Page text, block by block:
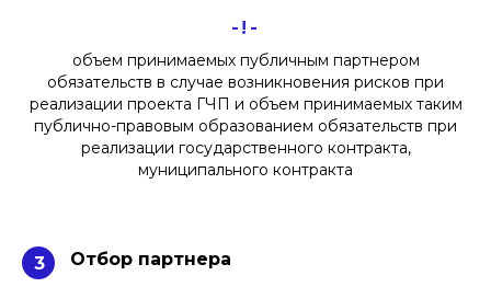
-!-
объем принимаемых публичным партнером
обязательств в случае возникновения рисков при
реализации проекта ГЧП и объем принимаемых таким
публично-правовым образованием обязательств при
реализации государственного контракта,
муниципального контракта
3 Отбор партнера